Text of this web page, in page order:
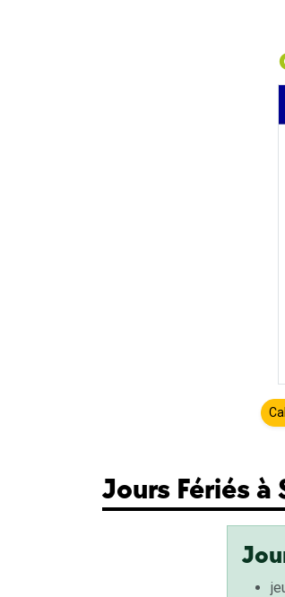
Jours Fériés